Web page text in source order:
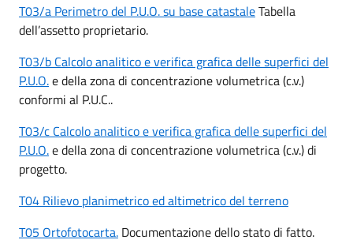
T03/a Perimetro del P.U.O. su base catastaleTabella
dell’assetto proprietario.
T03/b Calcolo analitico e verifica grafica delle superfici del
P.U.O.e della zona di concentrazione volumetrica (c.v.)
conformi al P.U.C..
T03/c Calcolo analitico e verifica grafica delle superfici del
P.U.O.e della zona di concentrazione volumetrica (c.v.) di
progetto.
T04 Rilievo planimetrico ed altimetrico del terreno
T05 Ortofotocarta. Documentazione dello stato di fatto.